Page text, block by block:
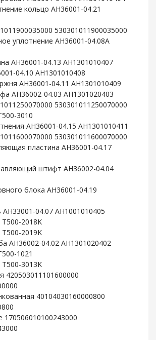
кольцо AH36001-04.21
530301011900035000
уплотнение AH36001-04.08A
AH36001-04.13 AH1301010407
04.10 AH1301010408
AH36001-04.11 AH1301010409
AH36002-04.03 AH1301020403
530301011250070000
3010
AH36001-04.15 AH1301010411
530301011600070000
пластина AH36001-04.17
штифт AH36002-04.04
блока AH36001-04.19
04.07 AH1001010405
2018K
2019K
AH36002-04.02 AH1301020402
1021
3013K
420503011101600000
40104030160000800
170506010100243000